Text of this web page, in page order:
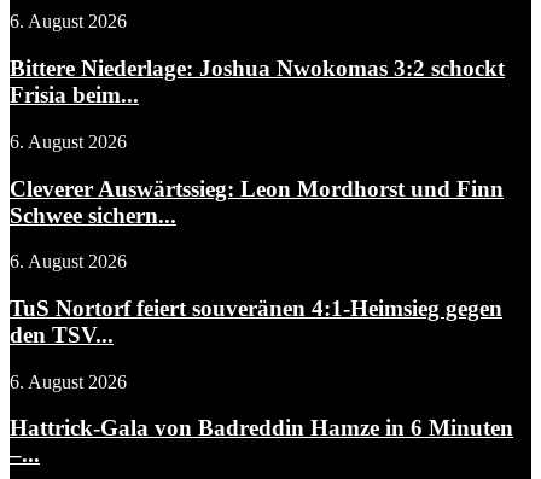
6. August 2026
Bittere Niederlage: Joshua Nwokomas 3:2 schockt
Frisia beim...
6. August 2026
Cleverer Auswärtssieg: Leon Mordhorst und Finn
Schwee sichern...
6. August 2026
TuS Nortorf feiert souveränen 4:1-Heimsieg gegen
den TSV...
6. August 2026
Hattrick-Gala von Badreddin Hamze in 6 Minuten
–...